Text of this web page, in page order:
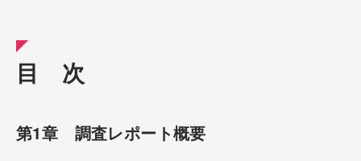
目 次
第1章 調査レポート概要